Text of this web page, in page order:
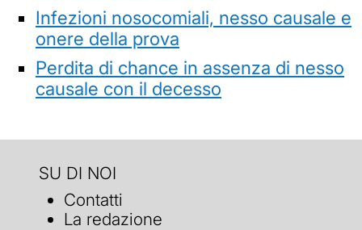
Infezioni nosocomiali, nesso causale e
onere della prova
Perdita di chance in assenza di nesso
causale con il decesso
SU DI NOI
Contatti
La redazione